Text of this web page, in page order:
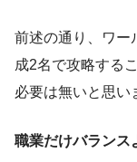
前述の通り、ワー
成2名で攻略する
必要は無いと思い
職業だけバランス